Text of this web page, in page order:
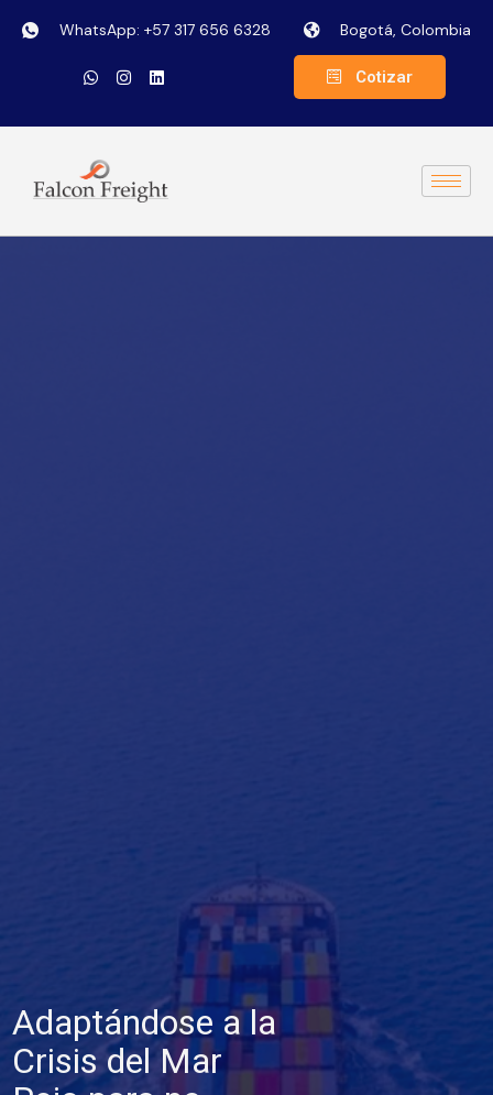
WhatsApp: +57 317 656 6328 Bogotá, Colombia
Cotizar
Adaptándose a la
Crisis del Mar